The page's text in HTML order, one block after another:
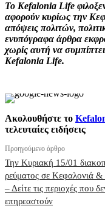
Το Kefalonia Life
αφορούν κυρίως την
απόψεις πολιτών,
ενυπόγραφα άρθρα
χωρίς αυτή να
Kefalonia Life.
Ακολουθήστε το
τελευταίες ειδήσεις
Προηγούμενο άρθρο
Την Κυριακή 15/01
ρεύματος σε Κεφαλονιά &
– Δείτε τις περιοχές που
επηρεαστούν